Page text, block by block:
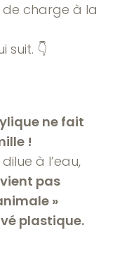
charge à la
suit. 👇
ne fait
!
à l’eau,
pas
»
plastique.